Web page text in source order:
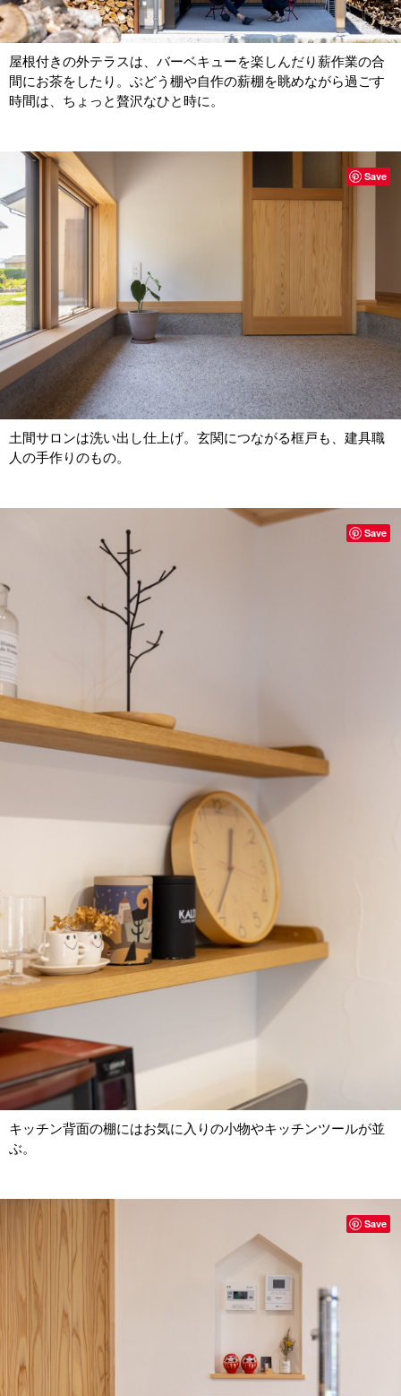
屋根付きの外テラスは、バーベキューを楽しんだり薪作業の合
間にお茶をしたり。ぶどう棚や自作の薪棚を眺めながら過ごす
時間は、ちょっと贅沢なひと時に。
土間サロンは洗い出し仕上げ。玄関につながる框戸も、建具職
人の手作りのもの。
Save
キッチン背面の棚にはお気に入りの小物やキッチンツールが並
ぶ。
Save
Save